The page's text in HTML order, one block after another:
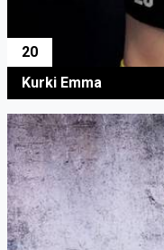
20
Kurki Emma